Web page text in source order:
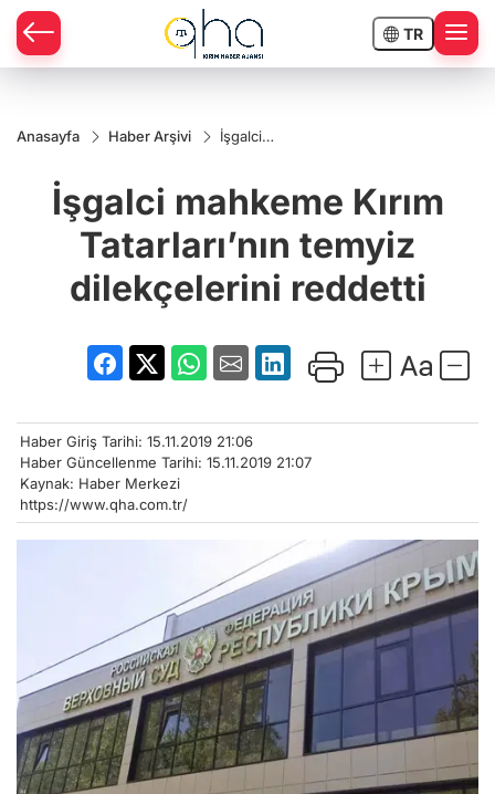
TR
Anasayfa Haber Arşivi
İşgalci
Tatarları’nın
temyiz
reddetti
İşgalci mahkeme Kırım
Tatarları’nın temyiz
dilekçelerini reddetti
Haber Giriş Tarihi: 15.11.2019 21:06
Haber Güncellenme Tarihi: 15.11.2019 21:07
Kaynak: Haber Merkezi
https://www.qha.com.tr/